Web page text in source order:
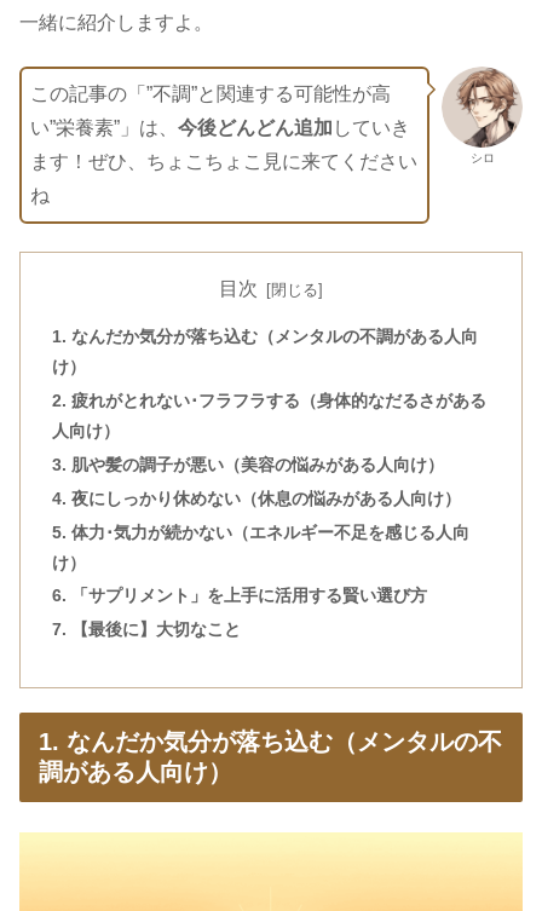
一緒に紹介しますよ。
シロ
この記事の「”不調”と関連する可能性が高
い”栄養素”」は、 今後どんどん追加 していき
ます！ぜひ、ちょこちょこ見に来てください
ね
目次
1. なんだか気分が落ち込む（メンタルの不調がある人向
け）
2. 疲れがとれない･フラフラする（身体的なだるさがある
人向け）
3. 肌や髪の調子が悪い（美容の悩みがある人向け）
4. 夜にしっかり休めない（休息の悩みがある人向け）
5. 体力･気力が続かない（エネルギー不足を感じる人向
け）
6. 「サプリメント」を上手に活用する賢い選び方
7. 【最後に】大切なこと
1. なんだか気分が落ち込む（メンタルの不
調がある人向け）